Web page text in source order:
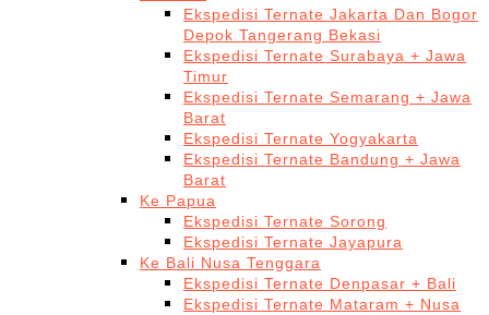
Ekspedisi Ternate Jakarta Dan Bogor
Depok Tangerang Bekasi
Ekspedisi Ternate Surabaya + Jawa
Timur
Ekspedisi Ternate Semarang + Jawa
Barat
Ekspedisi Ternate Yogyakarta
Ekspedisi Ternate Bandung + Jawa
Barat
Ke Papua
Ekspedisi Ternate Sorong
Ekspedisi Ternate Jayapura
Ke Bali Nusa Tenggara
Ekspedisi Ternate Denpasar + Bali
Ekspedisi Ternate Mataram + Nusa